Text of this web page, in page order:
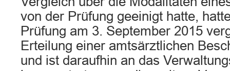
von der Prüfung geeinigt hatte,
Prüfung am 3. September 2015
Erteilung einer amtsärztlichen
und ist daraufhin an das